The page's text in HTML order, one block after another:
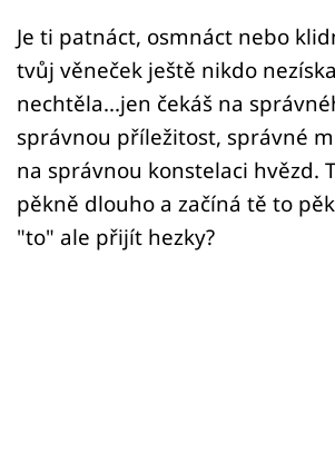
Přihlášení
Sledujte nás
Je ti patnáct, osmnáct nebo
tvůj věneček ještě nikdo
nechtěla...jen čekáš na
správnou příležitost, správné
na správnou konstelaci hvězd.
pěkně dlouho a začíná tě to
"to" ale přijít hezky?